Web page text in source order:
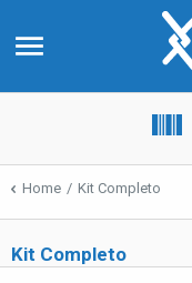
menu
Home Kit Completo
Kit Completo